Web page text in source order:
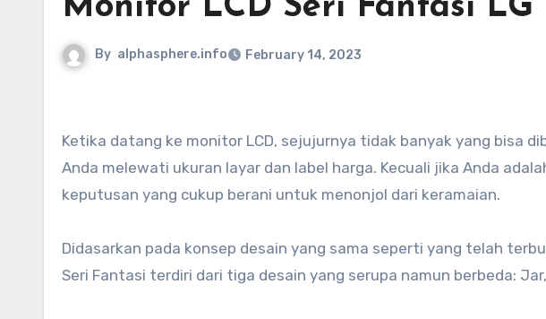
Monitor LCD Seri Fantasi LG
By alphasphere.info February 14, 2023
Ketika datang ke monitor LCD, sejujurnya tidak banyak yang bisa dibedakan antara berbagai model setelah
Anda melewati ukuran layar dan label harga. Kecuali jika Anda
keputusan yang cukup berani untuk menonjol dari keramaian.
Didasarkan pada konsep desain yang sama seperti yang telah
Seri Fantasi terdiri dari tiga desain yang serupa namun berbeda: